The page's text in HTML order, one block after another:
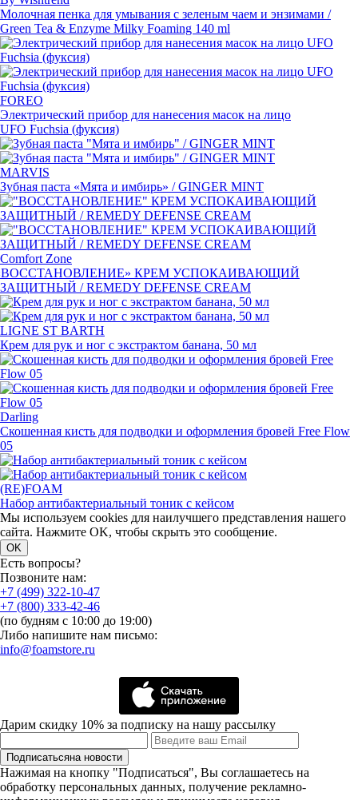
Молочная пенка для умывания с зеленым чаем и энзимами /
Green Tea & Enzyme Milky Foaming 140 ml
FOREO
Электрический прибор для нанесения масок на лицо
UFO Fuchsia (фуксия)
MARVIS
Зубная паста «Мята и имбирь» / GINGER MINT
Comfort Zone
ВОССТАНОВЛЕНИЕ» КРЕМ УСПОКАИВАЮЩИЙ
ЗАЩИТНЫЙ / REMEDY DEFENSE CREAM
LIGNE ST BARTH
Крем для рук и ног с экстрактом банана, 50 мл
Darling
Скошенная кисть для подводки и оформления бровей Free Flow
05
(RE)FOAM
Набор антибактериальный тоник с кейсом
Мы используем cookies для наилучшего представления нашего
сайта. Нажмите OK, чтобы скрыть это сообщение.
OK
Есть вопросы?
Позвоните нам:
+7 (499) 322-10-47
+7 (800) 333-42-46
(по будням с 10:00 до 19:00)
Либо напишите нам письмо:
info@foamstore.ru
Дарим скидку 10% за подписку на нашу рассылку
Подписатьсяна новости
Нажимая на кнопку "Подписаться", Вы соглашаетесь на
обработку персональных данных, получение рекламно-